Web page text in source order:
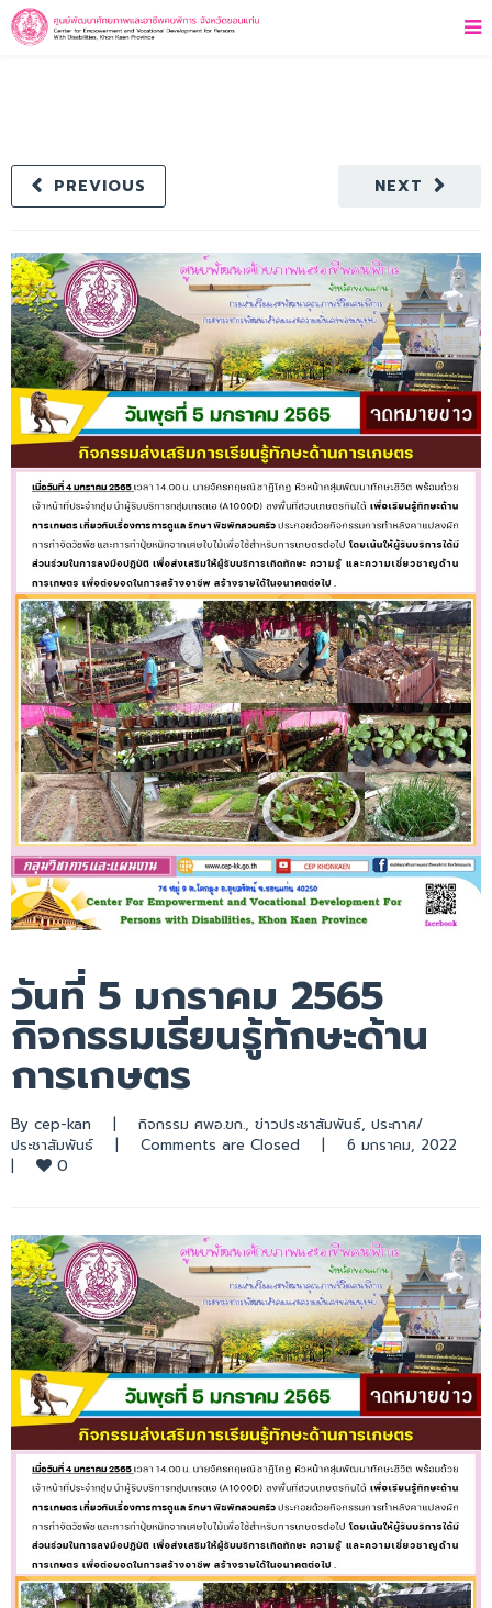
NEXT
PREVIOUS
วันที่ 5 มกราคม 2565
กิจกรรมเรียนรู้ทักษะด้าน
การเกษตร
By cep-kan กิจกรรม ศพอ.ขก., ข่าวประชาสัมพันธ์, ประกาศ/
ประชาสัมพันธ์
Comments are Closed
0